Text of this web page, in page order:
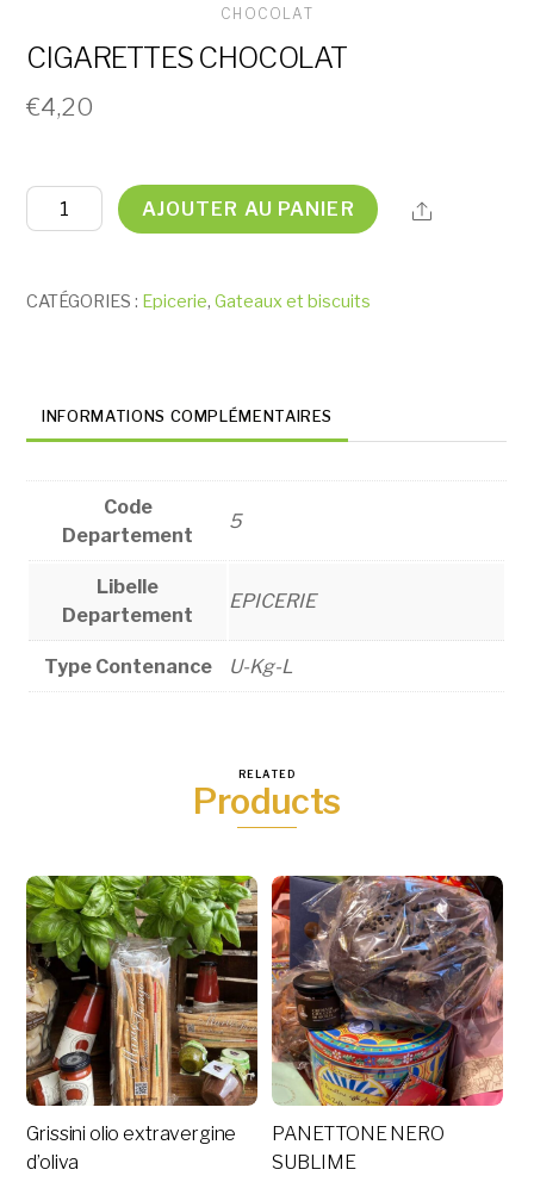
CHOCOLAT
CIGARETTES CHOCOLAT
€4,20
quantité
de
CHOCOLAT
AJOUTER AU PANIER Share
CATÉGORIES : Epicerie,Gateaux et biscuits
INFORMATIONS COMPLÉMENTAIRES
Code
Departement
5
Libelle
Departement
EPICERIE
Type Contenance U-Kg-L
RELATED
Products
Grissini olio extravergine
d’oliva
PANETTONE NERO
SUBLIME